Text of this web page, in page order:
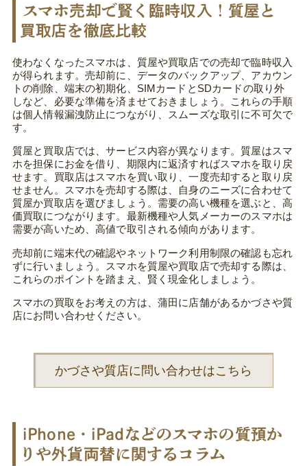
スマホ売却で賢く臨時収入！質屋と
買取店を徹底比較
使わなくなったスマホは、質屋や買取店での売却で臨時収入
が得られます。売却前に、データのバックアップ、アカウン
トの削除、端末の初期化、SIMカードとSDカードの取り外
しなど、必要な準備を済ませておきましょう。これらの手順
は個人情報漏洩防止につながり、スムーズな取引に不可欠で
す。
質屋と買取店では、サービス内容が異なります。質屋はスマ
ホを担保にお金を借り、期限内に返済すればスマホを取り戻
せます。買取店はスマホを買い取り、一度売却すると取り戻
せません。スマホを売却する際は、自身のニーズに合わせて
質屋か買取店を選びましょう。需要の高い機種を選ぶと、高
価買取につながります。最新機種や人気メーカーのスマホは
需要が高いため、高値で取引される傾向があります。
売却前に端末代の確認やネットワーク利用制限の確認も忘れ
ずに行いましょう。スマホを質屋や買取店で売却する際は、
これらのポイントを踏まえ、賢く現金化しましょう。
スマホの買取をお考えの方は、蒲田に店舗があるかづさや質
店にお問い合わせください。
かづさや質店に問い合わせはこちら
iPhone・iPadなどのスマホの質預か
りや外貨両替に関するコラム